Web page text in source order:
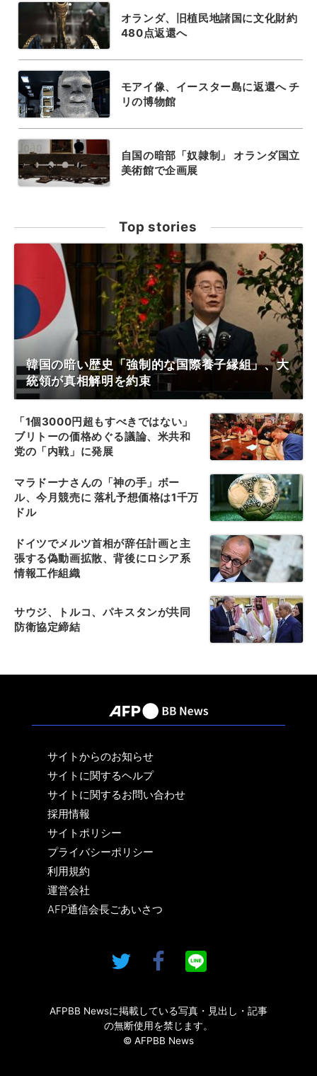
オランダ、旧植民地諸国に文化財約
480点返還へ
モアイ像、イースター島に返還へ チ
リの博物館
自国の暗部「奴隷制」 オランダ国立
美術館で企画展
Top stories
韓国の暗い歴史「強制的な国際養子縁組」、大
統領が真相解明を約束
「1個3000円超もすべきではない」
ブリトーの価格めぐる議論、米共和
党の「内戦」に発展
マラドーナさんの「神の手」ボー
ル、今月競売に 落札予想価格は1千万
ドル
ドイツでメルツ首相が辞任計画と主
張する偽動画拡散、背後にロシア系
情報工作組織
サウジ、トルコ、パキスタンが共同
防衛協定締結
サイトからのお知らせ
サイトに関するヘルプ
サイトに関するお問い合わせ
採用情報
サイトポリシー
プライバシーポリシー
利用規約
運営会社
AFP通信会長ごあいさつ
AFPBB Newsに掲載している写真・見出し・記事
の無断使用を禁じます。
© AFPBB News